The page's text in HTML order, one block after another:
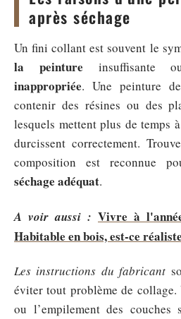
après séchage
Un fini collant est souvent le
la peinture insuffisante
inappropriée. Une peinture
contenir des résines ou des
lesquels mettent plus de temps
durcissent correctement.
composition est reconnue
séchage adéquat.
A voir aussi : Vivre à
Habitable en bois, est-ce
Les instructions du fabricant
éviter tout problème de collage.
ou l’empilement des couches